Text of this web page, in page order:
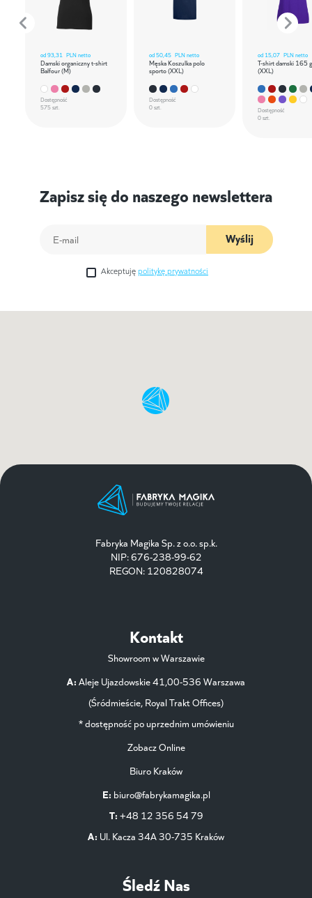
od93,31 PLN netto
Damski organiczny t-shirt
Balfour (M)
Dostępność
575 szt.
od50,45 PLN netto
Męska Koszulka polo
sporto (XXL)
Dostępność
0 szt.
od 15,07 PLN netto
T-shirt damski 165
(XXL)
Dostępność
0 szt.
Zapisz się do naszego newslettera
Wyślij
Akceptuję politykę prywatności
Fabryka Magika Sp. z o.o. sp.k.
NIP: 676-238-99-62
REGON: 120828074
Kontakt
Showroom w Warszawie
A: Aleje Ujazdowskie 41,00-536 Warszawa
(Śródmieście, Royal Trakt Offices)
* dostępność po uprzednim umówieniu
Zobacz Online
Biuro Kraków
E: biuro@fabrykamagika.pl
T: +48 12 356 54 79
A: Ul. Kacza 34A 30-735 Kraków
Śledź Nas